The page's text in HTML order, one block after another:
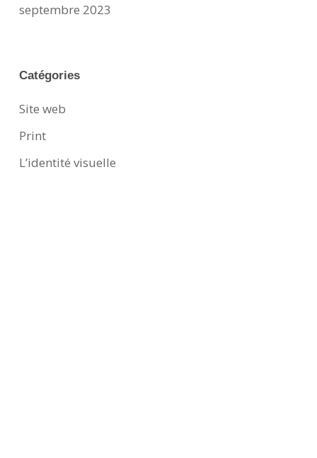
septembre 2023
Catégories
Site web
Print
L’identité visuelle